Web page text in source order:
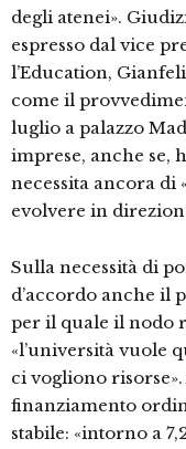
degli atenei».
espresso dal vice
l’Education,
come il
luglio a palazzo
imprese, anche se,
necessita ancora
evolvere in
Sulla necessità di
d’accordo anche il
per il quale il nodo
«l’università vuole
ci vogliono
finanziamento
stabile: «intorno a